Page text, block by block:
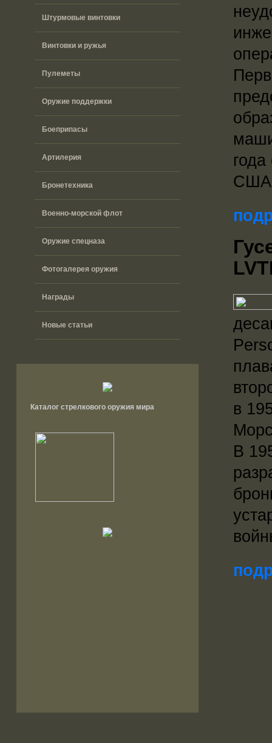
Штурмовые винтовки
Винтовки и ружья
Пулеметы
Оружие поддержки
Боеприпасы
Артилерия
Бронетехника
Военно-морской флот
Оружие спецназа
Фотогалерея оружия
Награды
Новые статьи
Каталог стрелкового оружия мира
США
в
В